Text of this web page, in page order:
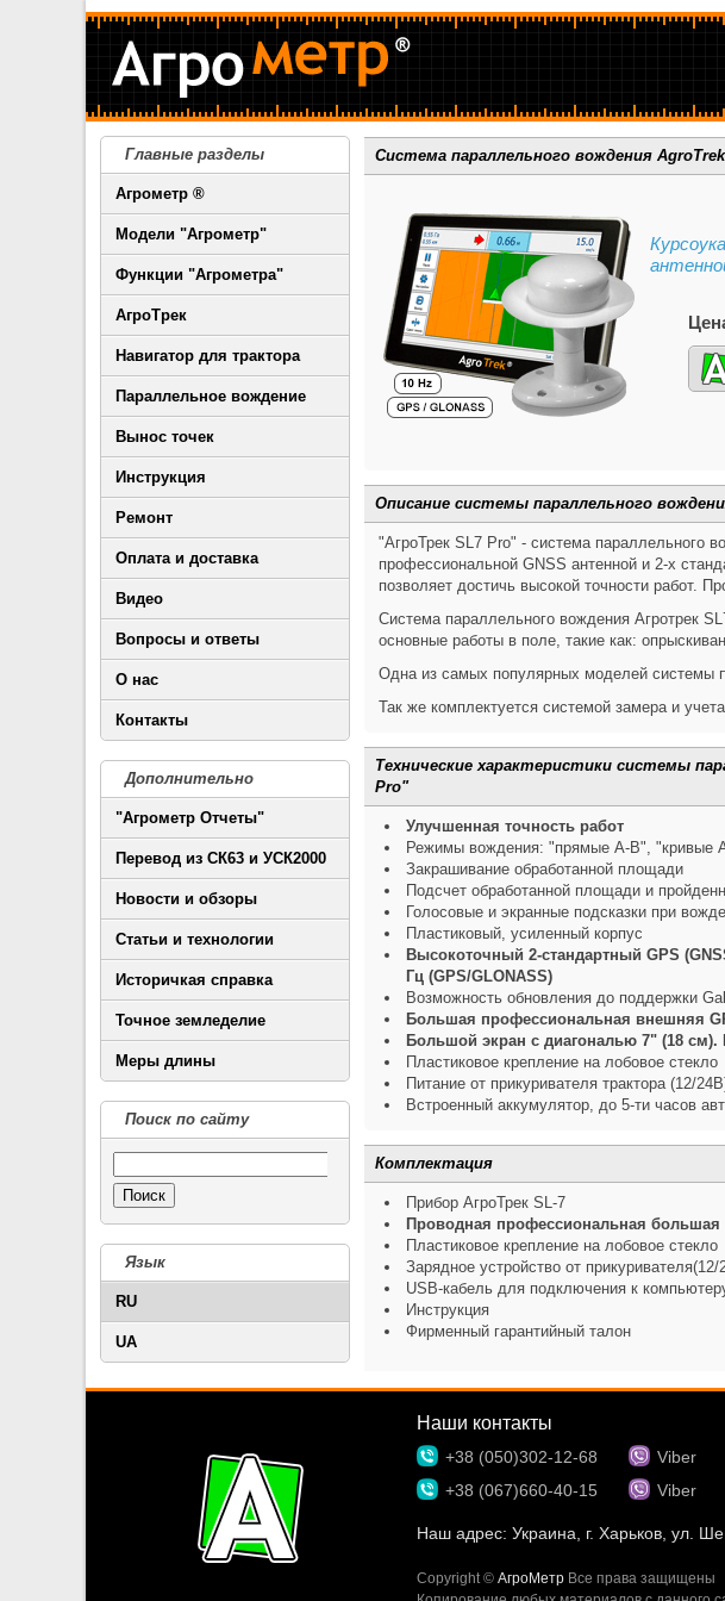
Главные разделы
Агрометр ®
Модели "Агрометр"
Функции "Агрометра"
АгроТрек
Навигатор для трактора
Параллельное вождение
Вынос точек
Инструкция
Ремонт
Оплата и доставка
Видео
Вопросы и ответы
О нас
Контакты
Дополнительно
"Агрометр Отчеты"
Перевод из СК63 и УСК2000
Новости и обзоры
Статьи и технологии
Историчкая справка
Точное земледелие
Меры длины
Поиск по сайту
Поиск
Язык
RU
UA
Система параллельного вождения
Описание системы параллельного
"АгроТрек SL7 Pro" - система параллельного
профессиональной GNSS антенной и 2-х
позволяет достичь высокой точности работ.
Система параллельного вождения Агротрек
основные работы в поле, такие как:
Одна из самых популярных моделей системы
Так же комплектуется системой замера и
Технические характеристики системы
Pro"
Улучшенная точность работ
Режимы вождения: "прямые А-В", "кривые
Закрашивание обработанной площади
Подсчет обработанной площади и
Голосовые и экранные подсказки при
Пластиковый, усиленный корпус
Высокоточный 2-стандартный GPS
Гц (GPS/GLONASS)
Возможность обновления до поддержки
Большая профессиональная внешняя
Большой экран с диагональю 7" (18
Пластиковое крепление на лобовое стекло
Питание от прикуривателя трактора (12/
Встроенный аккумулятор, до 5-ти часов
Комплектация
Прибор АгроТрек SL-7
Проводная профессиональная большая
Пластиковое крепление на лобовое стекло
Зарядное устройство от прикуривателя(12/
USB-кабель для подключения к
Инструкция
Фирменный гарантийный талон
Наши контакты
+38 (050)302-12-68
+38 (067)660-40-15
Viber
Viber
Наш адрес: Украина, г. Харьков, ул.
Copyright © АгроМетр Все права защищены